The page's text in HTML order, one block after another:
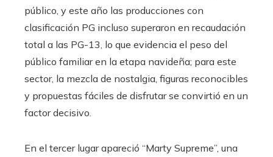
público, y este año las producciones con
clasificación PG incluso superaron en recaudación
total a las PG-13, lo que evidencia el peso del
público familiar en la etapa navideña; para este
sector, la mezcla de nostalgia, figuras reconocibles
y propuestas fáciles de disfrutar se convirtió en un
factor decisivo.
En el tercer lugar apareció “Marty Supreme”, una